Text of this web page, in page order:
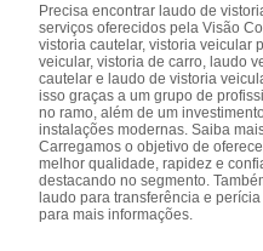
Precisa encontrar laudo de
serviços oferecidos pela Visão
vistoria cautelar, vistoria veicular
veicular, vistoria de carro, laudo
cautelar e laudo de vistoria
isso graças a um grupo de
no ramo, além de um
instalações modernas. Saiba
Carregamos o objetivo de
melhor qualidade, rapidez e
destacando no segmento.
laudo para transferência e
para mais informações.